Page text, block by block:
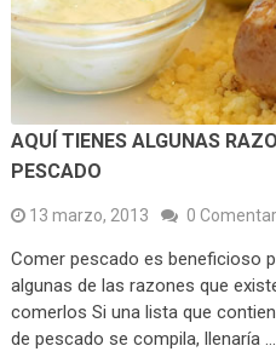
AQUÍ TIENES ALGUNAS
PESCADO
13 marzo, 2013 0
Comer pescado es beneficioso
algunas de las razones que
comerlos Si una lista que
de pescado se compila, llenaría …